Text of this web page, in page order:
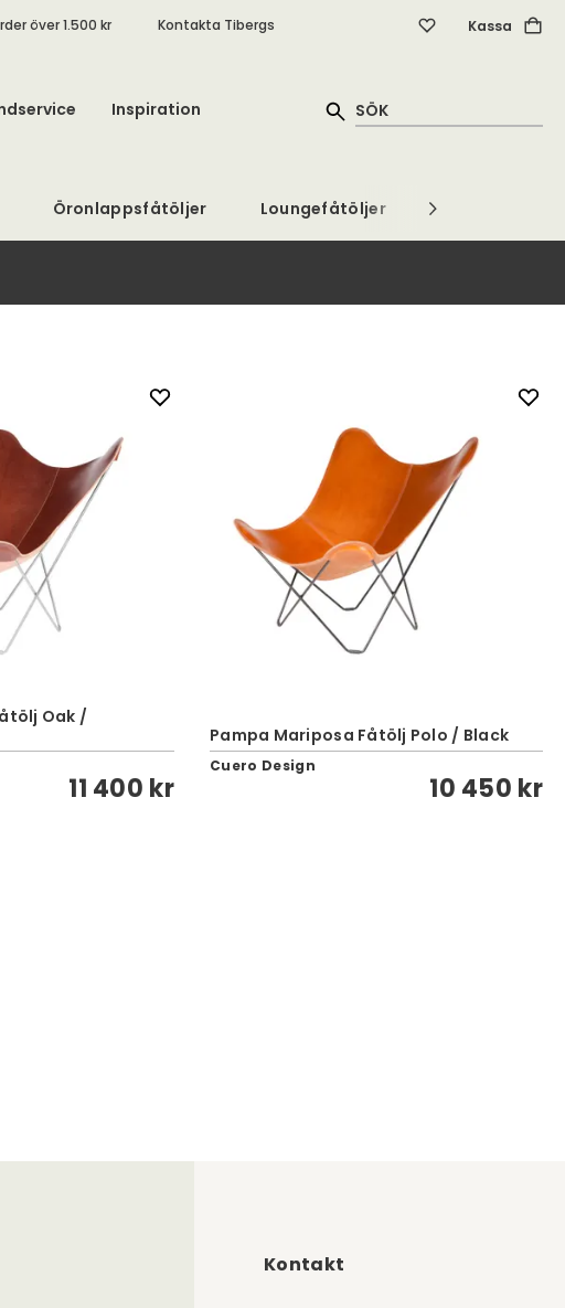
över 1.500 kr Kontakta Tibergs Kassa
Inspiration
Öronlappsfåtöljer Loungefåtöljer
Oak /
11 400 kr
Pampa Mariposa Fåtölj Polo / Black
Cuero Design
10 450 kr
Kontakt